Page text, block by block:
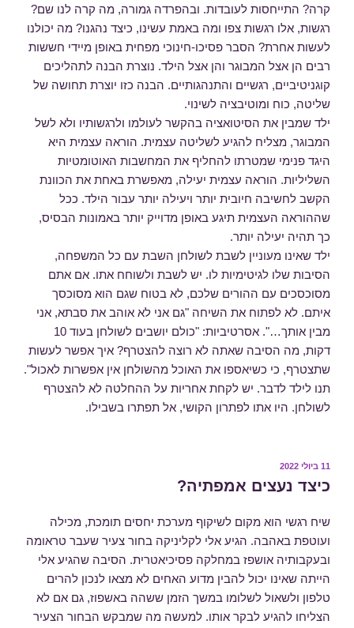
קרה? התייחסות לעובדות. ובהפרדה גמורה, מה קרה לנו שם?
רגשות, אלו רגשות צפו ומה באמת עשינו, כיצד נהגנו? מה יכולנו
לעשות אחרת? הסבר פסיכו-חינוכי מפחית באופן מיידי חששות
רבים הן אצל המבוגר והן אצל הילד. נוצרת הבנה לתהליכים
קוגניטיביים, רגשיים והתנהגותיים. הבנה כזו יוצרת תחושה של
שליטה, כוח ומוטיבציה לשינוי.
ילד שמבין את הסיטואציה בהקשר לעולמו ולרגשותיו ולא לשל
המבוגר, מצליח להגיע לשליטה עצמית. הוראה עצמית היא
היגד פנימי שמטרתו להחליף את המחשבות האוטומטיות
השליליות. הוראה עצמית יעילה, מאפשרת באחת את הכוונת
הקשב לחשיבה חיובית יותר ויעילה יותר עבור הילד. ככל
שההוראה העצמית תיגע באופן מדוייק יותר באמונות הבסיס,
כך תהיה יעילה יותר.
ילד שאינו מעוניין לשבת לשולחן השבת עם כל המשפחה,
הסיבות שלו לגיטימיות לו. יש לשבת ולשוחח אתו. אם אתם
מסוכסכים עם ההורים שלכם, לא בטוח שגם הוא מסוכסך
איתם. לא לפתוח את השיחה "גם אני לא אוהב את סבתא, אני
מבין אותך…". אסרטיביות: "כולם יושבים לשולחן בעוד 10
דקות, מה הסיבה שאתה לא רוצה להצטרף? איך אפשר לעשות
שתצטרף, כי כשיאספו את האוכל מהשולחן אין אפשרות לאכול".
תנו לילד לדבר. יש לקחת אחריות על ההחלטה לא להצטרף
לשולחן. היו אתו לפתרון הקושי, אל תפתרו בשבילו.
פורסם
11 ביולי 2022
כיצד נעצים אמפתיה?
שיח רגשי הוא מקום לשיקוף מערכת יחסים תומכת, מכילה
ועוטפת באהבה. הגיע אלי לקליניקה בחור צעיר שעבר טראומה
ובעקבותיה אושפז במחלקה פסיכיאטרית. הסיבה שהגיע אלי
הייתה שאינו יכול להבין מדוע האחים לא מצאו לנכון להרים
טלפון ולשאול לשלומו במשך הזמן ששהה באשפוז, גם אם לא
הצליחו להגיע לבקר אותו. למעשה מה שמבקש הבחור הצעיר